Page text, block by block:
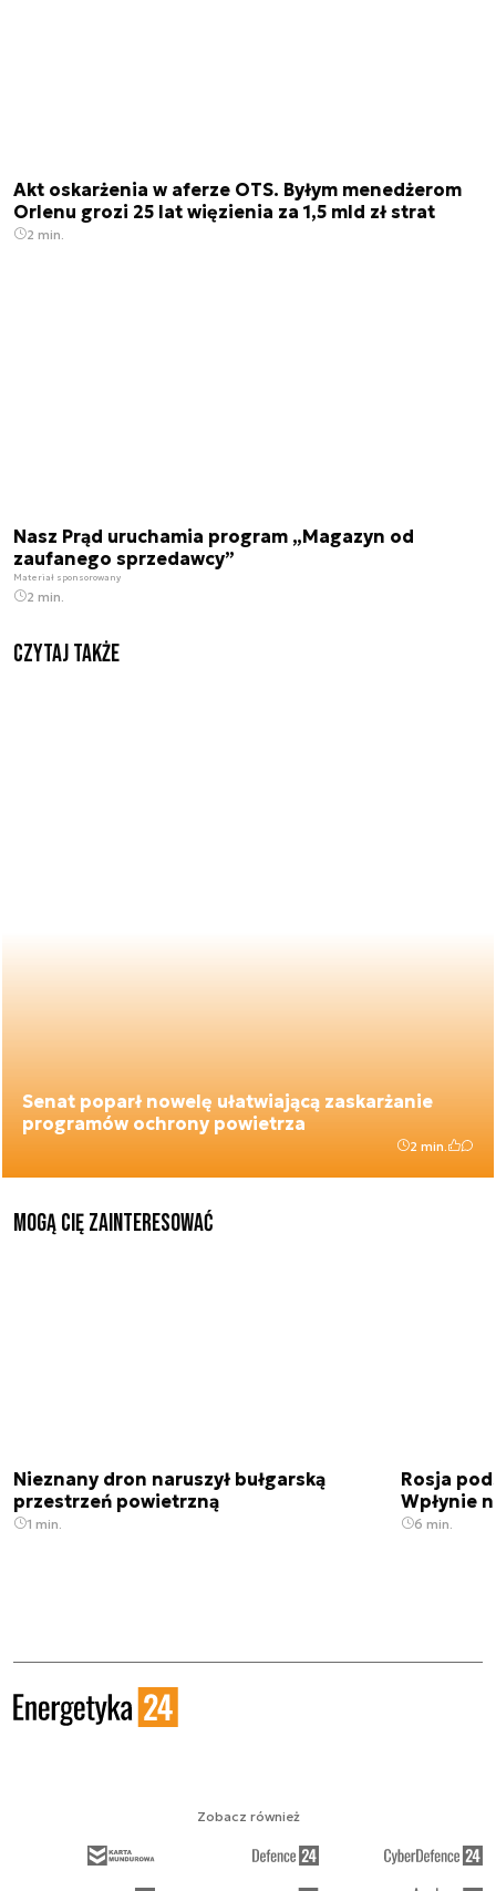
Akt oskarżenia w aferze OTS. Byłym menedżerom
Orlenu grozi 25 lat więzienia za 1,5 mld zł strat
2 min.
Nasz Prąd uruchamia program „Magazyn od
zaufanego sprzedawcy”
Materiał sponsorowany
2 min.
Czytaj także
Senat poparł nowelę ułatwiającą zaskarżanie
programów ochrony powietrza
2 min.
Mogą Cię zainteresować
Nieznany dron naruszył bułgarską
przestrzeń powietrzną
1 min.
Rosja
Wpłynie
6 min.
Zobacz również